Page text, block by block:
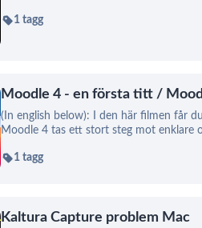
1 tagg
Moodle 4 - en första titt /
(In english below): I den här filmen får
Moodle 4 tas ett stort steg mot enklare
1 tagg
Kaltura Capture problem Mac